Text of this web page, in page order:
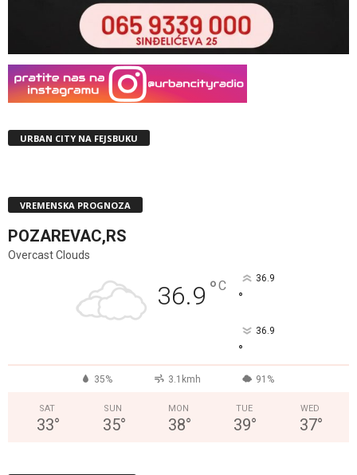
URBAN CITY NA FEJSBUKU
VREMENSKA PROGNOZA
POZAREVAC,RS
Overcast Clouds
36.9 °C 36.9
°
36.9
°
35% 3.1kmh 91%
SAT
33°
SUN
35°
MON
38°
TUE
39°
WED
37°